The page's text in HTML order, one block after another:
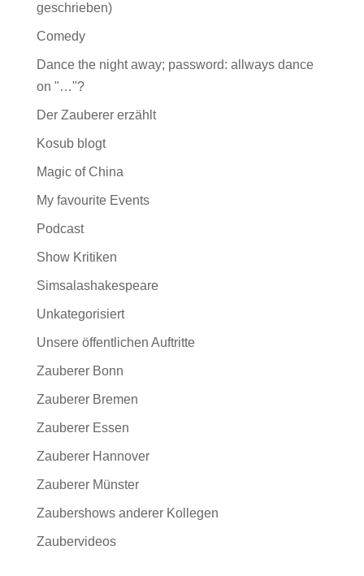
geschrieben)
Comedy
Dance the night away; password: allways dance
on "…"?
Der Zauberer erzählt
Kosub blogt
Magic of China
My favourite Events
Podcast
Show Kritiken
Simsalashakespeare
Unkategorisiert
Unsere öffentlichen Auftritte
Zauberer Bonn
Zauberer Bremen
Zauberer Essen
Zauberer Hannover
Zauberer Münster
Zaubershows anderer Kollegen
Zaubervideos